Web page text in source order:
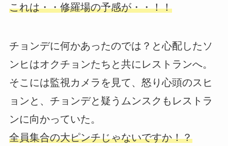
これは・・修羅場の予感が・・！！
チョンデに何かあったのでは？と心配したソ
ンヒはオクチョンたちと共にレストランへ。
そこには監視カメラを見て、怒り心頭のスヒ
ョンと、チョンデと疑うムンスクもレストラ
ンに向かっていた。
全員集合の大ピンチじゃないですか！？